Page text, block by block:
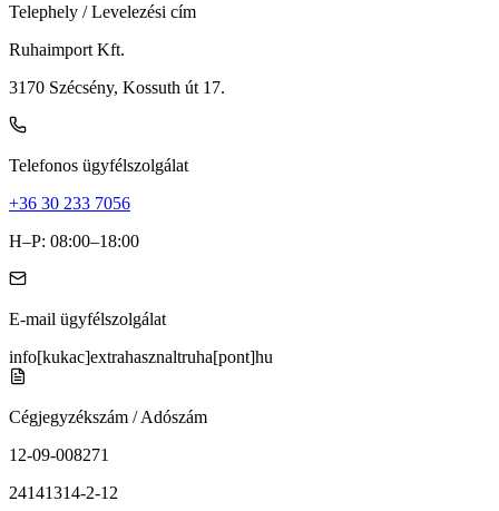
Telephely / Levelezési cím
Ruhaimport Kft.
3170 Szécsény, Kossuth út 17.
Telefonos ügyfélszolgálat
+36 30 233 7056
H–P: 08:00–18:00
E-mail ügyfélszolgálat
info[kukac]extrahasznaltruha[pont]hu
Cégjegyzékszám / Adószám
12-09-008271
24141314-2-12